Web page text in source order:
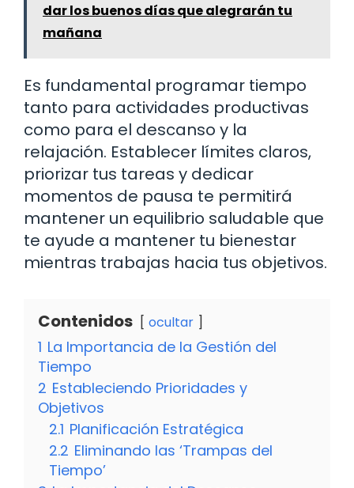
dar los buenos días que alegrarán tu
mañana
Es fundamental programar tiempo
tanto para actividades productivas
como para el descanso y la
relajación. Establecer límites claros,
priorizar tus tareas y dedicar
momentos de pausa te permitirá
mantener un equilibrio saludable que
te ayude a mantener tu bienestar
mientras trabajas hacia tus objetivos.
Contenidos ocultar
1 La Importancia de la Gestión del
Tiempo
2 Estableciendo Prioridades y
Objetivos
2.1 Planificación Estratégica
2.2 Eliminando las ‘Trampas del
Tiempo’